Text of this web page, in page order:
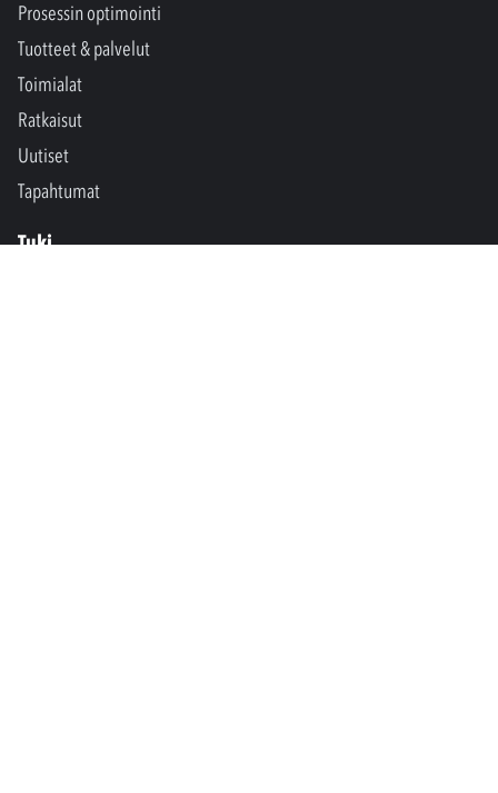
Prosessin optimointi
Tuotteet & palvelut
Toimialat
Ratkaisut
Uutiset
Tapahtumat
Tuki